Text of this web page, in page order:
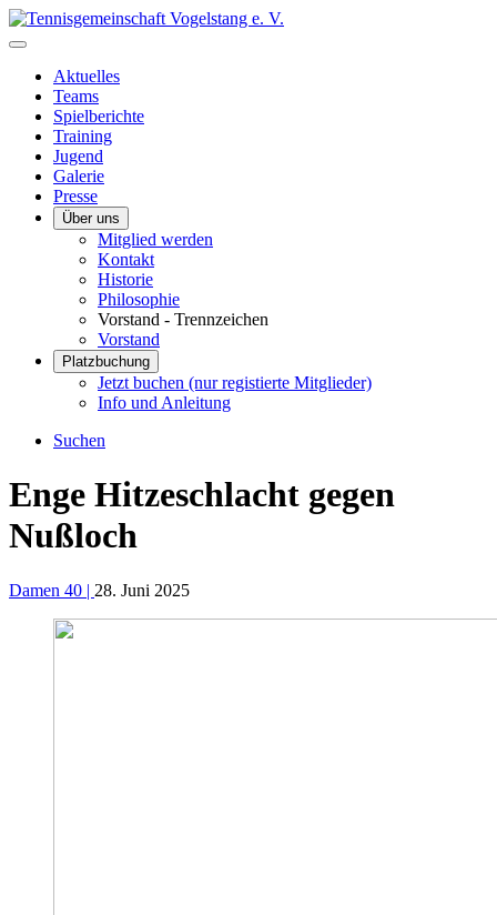
Aktuelles
Teams
Spielberichte
Training
Jugend
Galerie
Presse
Über uns
Mitglied werden
Kontakt
Historie
Philosophie
Vorstand - Trennzeichen
Vorstand
Platzbuchung
Jetzt buchen (nur registierte Mitglieder)
Info und Anleitung
Suchen
Enge Hitzeschlacht gegen
Nußloch
Damen 40 | 28. Juni 2025